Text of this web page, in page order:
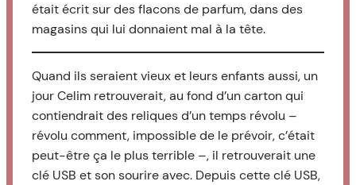
était écrit sur des flacons de parfum, dans des
magasins qui lui donnaient mal à la tête.
Quand ils seraient vieux et leurs enfants aussi, un
jour Celim retrouverait, au fond d’un carton qui
contiendrait des reliques d’un temps révolu –
révolu comment, impossible de le prévoir, c’était
peut-être ça le plus terrible –, il retrouverait une
clé USB et son sourire avec. Depuis cette clé USB,